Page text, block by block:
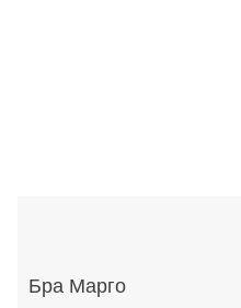
Бра Марго